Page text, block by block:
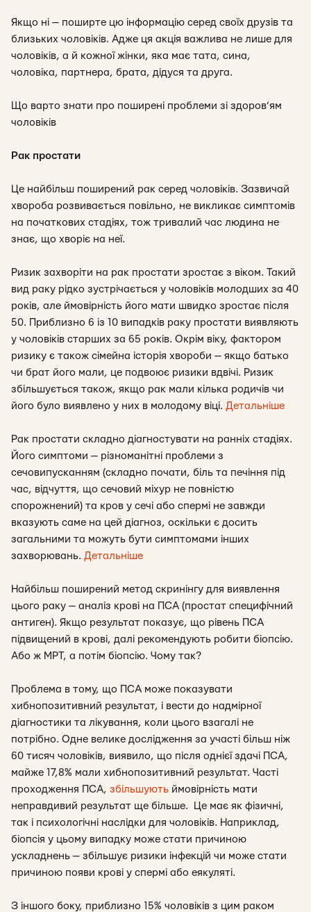
Якщо ні — поширте цю інформацію серед своїх друзів та
близьких чоловіків. Адже ця акція важлива не лише для
чоловіків, а й кожної жінки, яка має тата, сина,
чоловіка, партнера, брата, дідуся та друга.
Що варто знати про поширені проблеми зі здоров’ям
чоловіків
Рак простати
Це найбільш поширений рак серед чоловіків. Зазвичай
хвороба розвивається повільно, не викликає симптомів
на початкових стадіях, тож тривалий час людина не
знає, що хворіє на неї.
Ризик захворіти на рак простати зростає з віком. Такий
вид раку рідко зустрічається у чоловіків молодших за 40
років, але ймовірність його мати швидко зростає після
50. Приблизно 6 із 10 випадків раку простати виявляють
у чоловіків старших за 65 років. Окрім віку, фактором
ризику є також сімейна історія хвороби — якщо батько
чи брат його мали, це подвоює ризики вдвічі. Ризик
збільшується також, якщо рак мали кілька родичів чи
його було виявлено у них в молодому віці. Детальніше
Рак простати складно діагностувати на ранніх стадіях.
Його симптоми — різноманітні проблеми з
сечовипусканням (складно почати, біль та печіння під
час, відчуття, що сечовий міхур не повністю
спорожнений) та кров у сечі або спермі не завжди
вказують саме на цей діагноз, оскільки є досить
загальними та можуть бути симптомами інших
захворювань. Детальніше
Найбільш поширений метод скринінгу для виявлення
цього раку — аналіз крові на ПСА (простат специфічний
антиген). Якщо результат показує, що рівень ПСА
підвищений в крові, далі рекомендують робити біопсію.
Або ж МРТ, а потім біопсію. Чому так?
Проблема в тому, що ПСА може показувати
хибнопозитивний результат, і вести до надмірної
діагностики та лікування, коли цього взагалі не
потрібно. Одне велике дослідження за участі більш ніж
60 тисяч чоловіків, виявило, що після однієї здачі ПСА,
майже 17,8% мали хибнопозитивний результат. Часті
проходження ПСА, збільшують ймовірність мати
неправдивий результат ще більше. Це має як фізичні,
так і психологічні наслідки для чоловіків. Наприклад,
біопсія у цьому випадку може стати причиною
ускладнень — збільшує ризики інфекцій чи може стати
причиною появи крові у спермі або еякуляті.
З іншого боку, приблизно 15% чоловіків з цим раком